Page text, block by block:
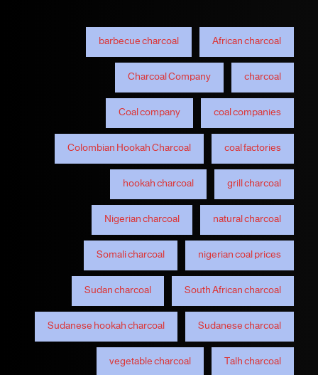
African charcoal
barbecue charcoal
charcoal
Charcoal Company
coal companies
Coal company
coal factories
Colombian Hookah Charcoal
grill charcoal
hookah charcoal
natural charcoal
Nigerian charcoal
nigerian coal prices
Somali charcoal
South African charcoal
Sudan charcoal
Sudanese charcoal
Sudanese hookah charcoal
Talh charcoal
vegetable charcoal